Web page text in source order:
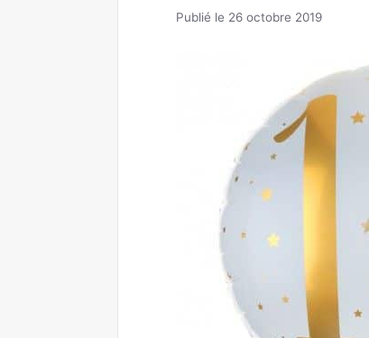
Publié le 26 octobre 2019